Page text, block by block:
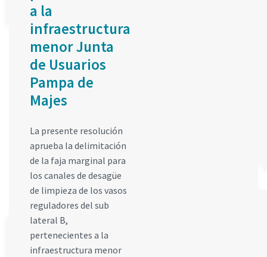
a la
infraestructura
menor Junta
de Usuarios
Pampa de
Majes
La presente resolución
aprueba la delimitación
de la faja marginal para
los canales de desagüe
de limpieza de los vasos
reguladores del sub
lateral B,
pertenecientes a la
infraestructura menor